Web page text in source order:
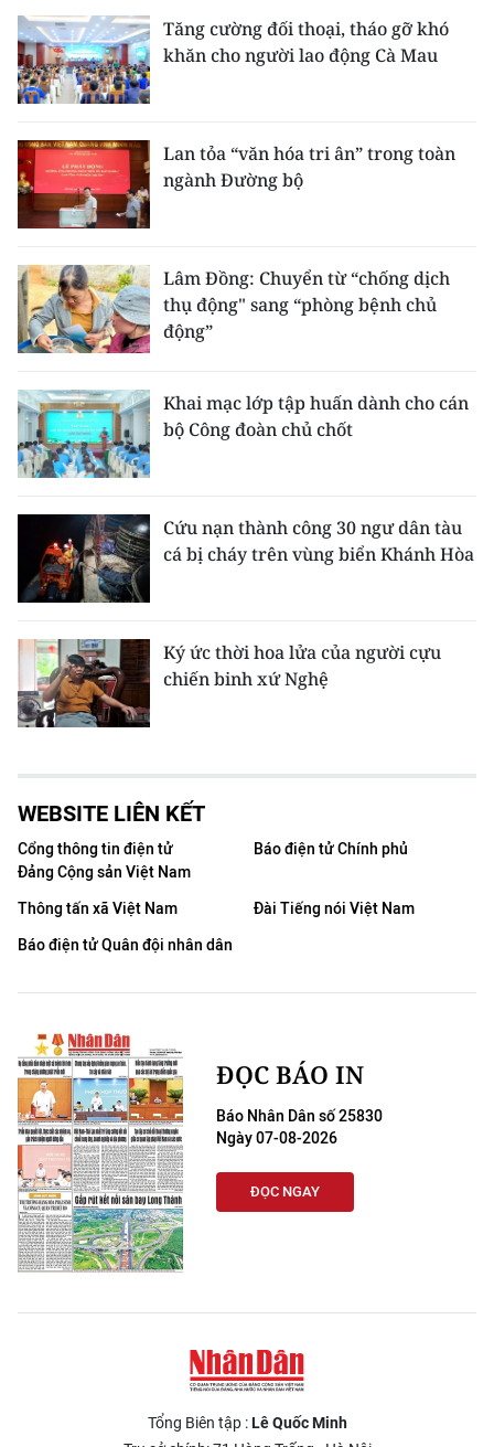
Tăng cường đối thoại, tháo gỡ khó
khăn cho người lao động Cà Mau
Lan tỏa “văn hóa tri ân” trong toàn
ngành Đường bộ
Lâm Đồng: Chuyển từ “chống dịch
thụ động" sang “phòng bệnh chủ
động”
Khai mạc lớp tập huấn dành cho cán
bộ Công đoàn chủ chốt
Cứu nạn thành công 30 ngư dân tàu
cá bị cháy trên vùng biển Khánh Hòa
Ký ức thời hoa lửa của người cựu
chiến binh xứ Nghệ
WEBSITE LIÊN KẾT
Cổng thông tin điện tử
Đảng Cộng sản Việt Nam
Báo điện tử Chính phủ
Thông tấn xã Việt Nam
Đài Tiếng nói Việt Nam
Báo điện tử Quân đội nhân dân
ĐỌC BÁO IN
Báo Nhân Dân số 25830
Ngày 07-08-2026
ĐỌC NGAY
Tổng Biên tập :Lê Quốc Minh